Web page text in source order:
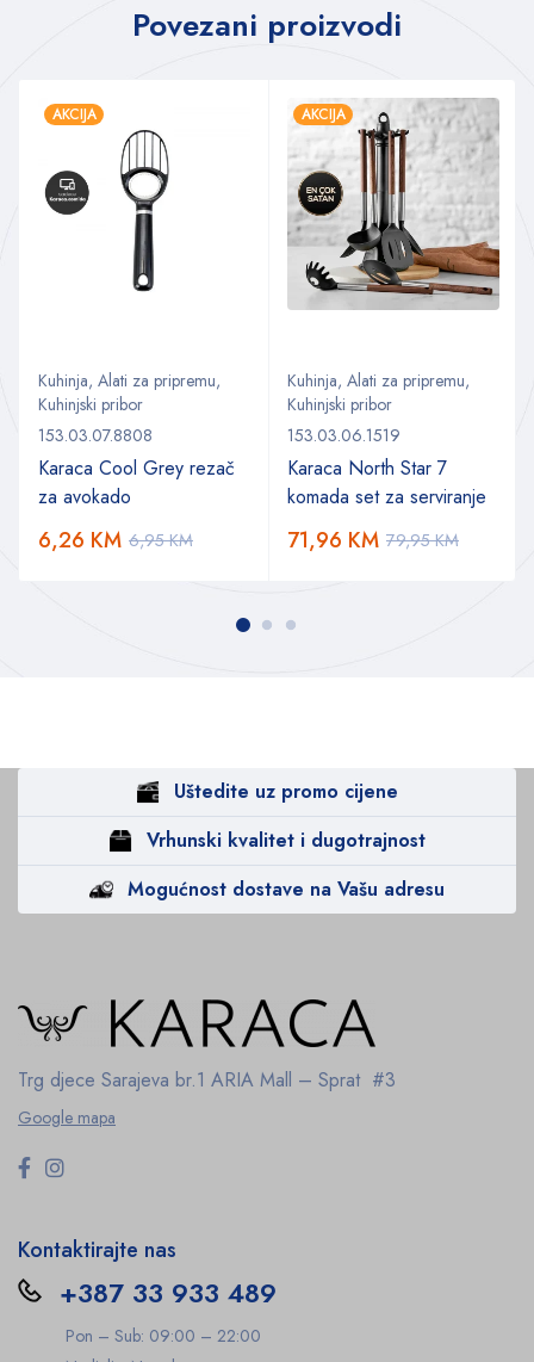
Povezani proizvodi
AKCIJA
Kuhinja, Alati za pripremu,
Kuhinjski pribor
153.03.07.8808
Karaca Cool Grey rezač
za avokado
6,95KM
6,26 KM
AKCIJA
Kuhinja, Alati za pripremu,
Kuhinjski pribor
153.03.06.1519
Karaca North Star 7
komada set za serviranje
79,95KM
71,96 KM
Uštedite uz promo cijene
Vrhunski kvalitet i dugotrajnost
Mogućnost dostave na Vašu adresu
Trg djece Sarajeva br.1 ARIA Mall – Sprat #3
Google mapa
Kontaktirajte nas
+387 33 933 489
Pon – Sub: 09:00 – 22:00